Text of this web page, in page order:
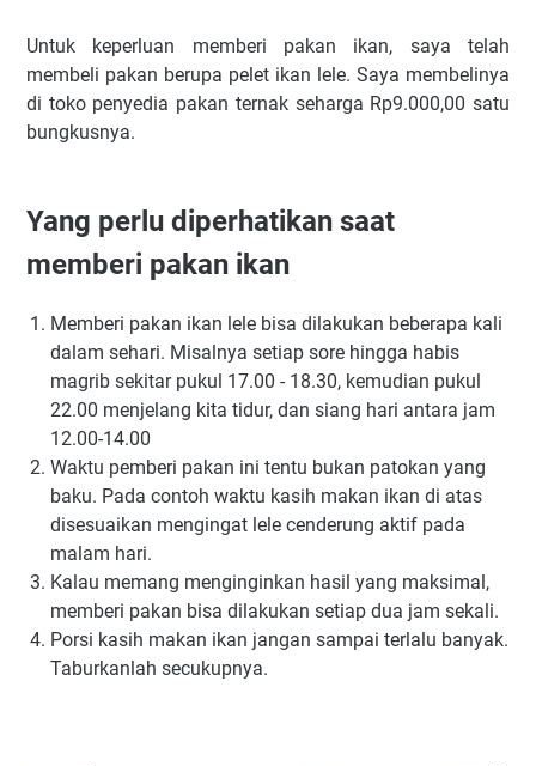
Untuk keperluan memberi pakan ikan, saya telah
membeli pakan berupa pelet ikan lele. Saya membelinya
di toko penyedia pakan ternak seharga Rp9.000,00 satu
bungkusnya.
Yang perlu diperhatikan saat
memberi pakan ikan
Memberi pakan ikan lele bisa dilakukan beberapa kali
dalam sehari. Misalnya setiap sore hingga habis
magrib sekitar pukul 17.00 - 18.30, kemudian pukul
22.00 menjelang kita tidur, dan siang hari antara jam
12.00-14.00
Waktu pemberi pakan ini tentu bukan patokan yang
baku. Pada contoh waktu kasih makan ikan di atas
disesuaikan mengingat lele cenderung aktif pada
malam hari.
Kalau memang menginginkan hasil yang maksimal,
memberi pakan bisa dilakukan setiap dua jam sekali.
Porsi kasih makan ikan jangan sampai terlalu banyak.
Taburkanlah secukupnya.